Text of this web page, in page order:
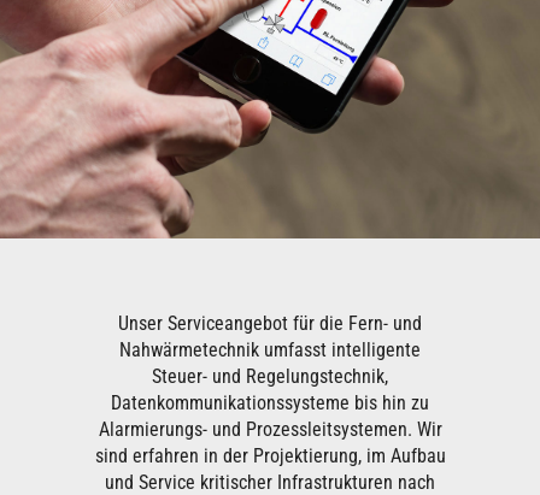
Unser Serviceangebot für die Fern- und
Nahwärmetechnik umfasst intelligente
Steuer- und Regelungstechnik,
Datenkommunikationssysteme bis hin zu
Alarmierungs- und Prozessleitsystemen. Wir
sind erfahren in der Projektierung, im Aufbau
und Service kritischer Infrastrukturen nach